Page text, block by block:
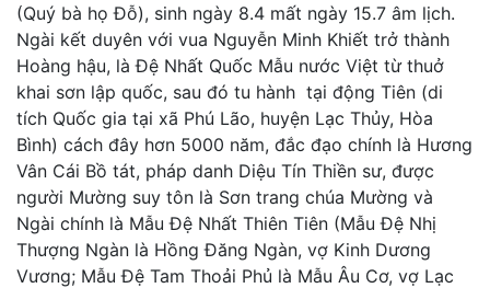
(Quý bà họ Đỗ), sinh ngày 8.4 mất ngày 15.7 âm lịch.
Ngài kết duyên với vua Nguyễn Minh Khiết trở thành
Hoàng hậu, là Đệ Nhất Quốc Mẫu nước Việt từ thuở
khai sơn lập quốc, sau đó tu hành tại động Tiên (di
tích Quốc gia tại xã Phú Lão, huyện Lạc Thủy, Hòa
Bình) cách đây hơn 5000 năm, đắc đạo chính là Hương
Vân Cái Bồ tát, pháp danh Diệu Tín Thiền sư, được
người Mường suy tôn là Sơn trang chúa Mường và
Ngài chính là Mẫu Đệ Nhất Thiên Tiên (Mẫu Đệ Nhị
Thượng Ngàn là Hồng Đăng Ngàn, vợ Kinh Dương
Vương; Mẫu Đệ Tam Thoải Phủ là Mẫu Âu Cơ, vợ Lạc